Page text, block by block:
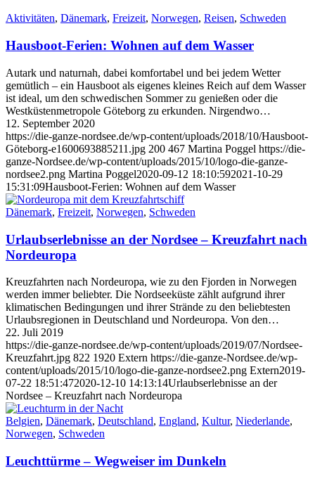
Aktivitäten, Dänemark, Freizeit, Norwegen, Reisen, Schweden
Hausboot-Ferien: Wohnen auf dem Wasser
Autark und naturnah, dabei komfortabel und bei jedem Wetter
gemütlich – ein Hausboot als eigenes kleines Reich auf dem Wasser
ist ideal, um den schwedischen Sommer zu genießen oder die
Westküstenmetropole Göteborg zu erkunden. Nirgendwo…
12. September 2020
https://die-ganze-nordsee.de/wp-content/uploads/2018/10/Hausboot-
Göteborg-e1600693885211.jpg 200 467 Martina Poggel https://die-
ganze-Nordsee.de/wp-content/uploads/2015/10/logo-die-ganze-
nordsee2.png Martina Poggel2020-09-12 18:10:592021-10-29
15:31:09Hausboot-Ferien: Wohnen auf dem Wasser
Dänemark, Freizeit, Norwegen, Schweden
Urlaubserlebnisse an der Nordsee – Kreuzfahrt nach
Nordeuropa
Kreuzfahrten nach Nordeuropa, wie zu den Fjorden in Norwegen
werden immer beliebter. Die Nordseeküste zählt aufgrund ihrer
klimatischen Bedingungen und ihrer Strände zu den beliebtesten
Urlaubsregionen in Deutschland und Nordeuropa. Von den…
22. Juli 2019
https://die-ganze-nordsee.de/wp-content/uploads/2019/07/Nordsee-
Kreuzfahrt.jpg 822 1920 Extern https://die-ganze-Nordsee.de/wp-
content/uploads/2015/10/logo-die-ganze-nordsee2.png Extern2019-
07-22 18:51:472020-12-10 14:13:14Urlaubserlebnisse an der
Nordsee – Kreuzfahrt nach Nordeuropa
Belgien, Dänemark, Deutschland, England, Kultur, Niederlande,
Norwegen, Schweden
Leuchttürme – Wegweiser im Dunkeln